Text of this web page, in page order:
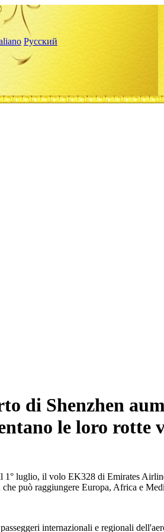
Русский
di Shenzhen
le loro rotte
luglio, il volo EK328 di Emirates
può raggiungere Europa, Africa e
internazionali e regionali